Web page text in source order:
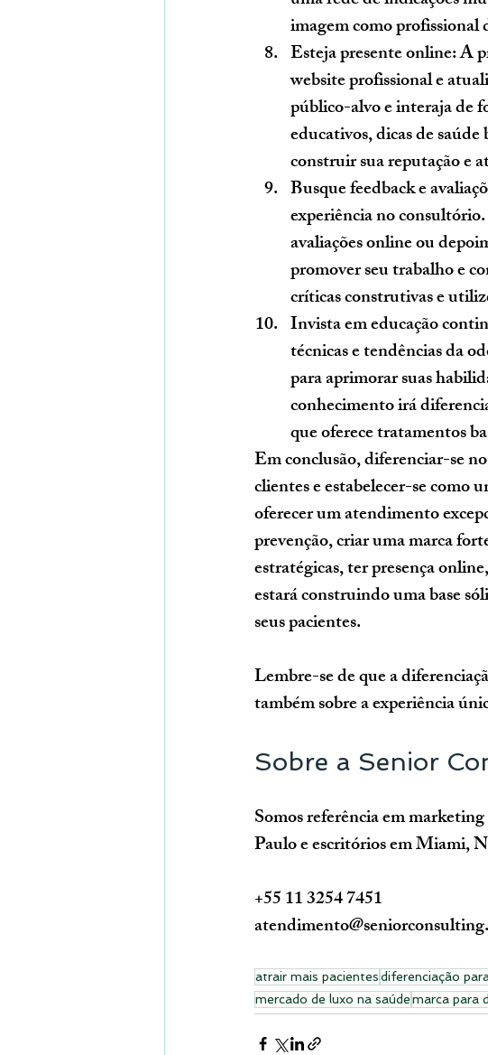
imagem como profissional
Esteja presente online: A
website profissional e
público-alvo e interaja de
educativos, dicas de
construir sua reputação e
Busque feedback e
experiência no
avaliações online ou
promover seu trabalho e
críticas construtivas e
Invista em educação
técnicas e tendências da
para aprimorar suas
conhecimento irá
que oferece tratamentos
Em conclusão, diferenciar-se
clientes e estabelecer-se como
oferecer um atendimento
prevenção, criar uma marca
estratégicas, ter presença
estará construindo uma base
seus pacientes.
Lembre-se de que a
também sobre a experiência
Sobre a Senior
Somos referência em
Paulo e escritórios em Miami,
+55 11 3254 7451
atrair mais pacientesdiferenciação
mercado de luxo na saúdemarca para